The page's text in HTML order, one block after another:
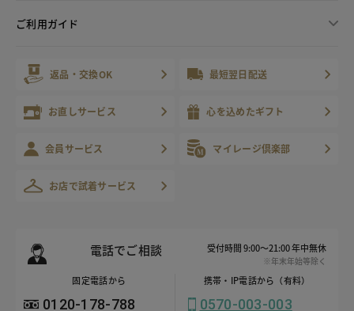
ご利用ガイド
返品・交換OK 最短翌日配送
お直しサービス 心を込めたギフト
会員サービス マイレージ倶楽部
お店で試着サービス
電話でご相談 受付時間 9:00～21:00 年中無休
※年末年始等除く
固定電話から
0120-178-788
携帯・IP電話から（有料）
0570-003-003